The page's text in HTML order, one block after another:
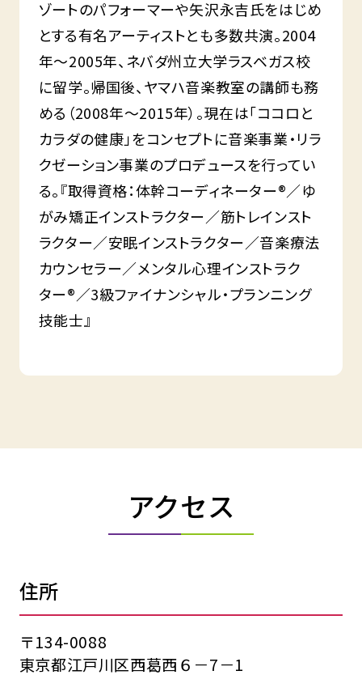
ゾートのパフォーマーや矢沢永吉氏をはじめ
とする有名アーティストとも多数共演。2004
年〜2005年、ネバダ州立大学ラスベガス校
に留学。帰国後、ヤマハ音楽教室の講師も務
める（2008年〜2015年）。現在は「ココロと
カラダの健康」をコンセプトに音楽事業・リラ
クゼーション事業のプロデュースを行ってい
る。『取得資格：体幹コーディネーター®／ゆ
がみ矯正インストラクター／筋トレインスト
ラクター／安眠インストラクター／音楽療法
カウンセラー／メンタル心理インストラク
ター®／3級ファイナンシャル・プランニング
技能士』
アクセス
住所
〒134-0088
東京都江戸川区西葛西６－7－1